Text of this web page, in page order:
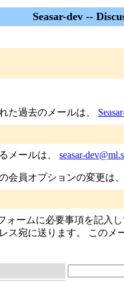
Seasar-dev --
た過去のメールは、
メールは、 seasar-
会員オプションの変更は
ォームに必要事項を記
ス宛に送ります。 この